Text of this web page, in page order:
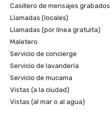
Casillero de mensajes grabados
Llamadas (locales)
Llamadas (por línea gratuita)
Maletero
Servicio de concierge
Servicio de lavandería
Servicio de mucama
Vistas (a la ciudad)
Vistas (al mar o al agua)